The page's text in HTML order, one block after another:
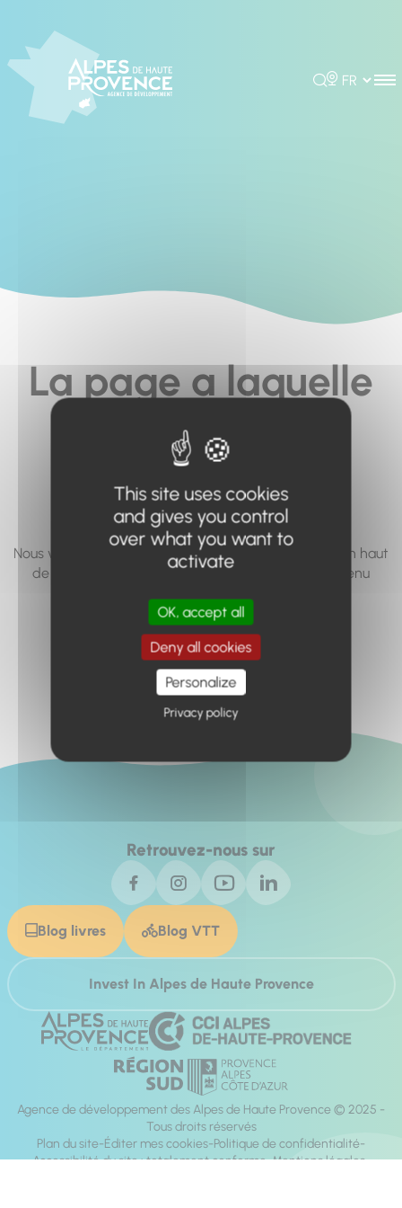
Rechercher
Choisir la
La page a laquelle
vous cherchez à
accéder n'existe
pas... ou plus.
Nous vous invitons à utiliser le moteur de recherche en haut
de page, ou à utiliser le menu pour trouver le contenu
Retour à l'accueil
Retrouvez-nous sur
Blog livres Blog VTT
Invest In Alpes de Haute Provence
Agence de développement des Alpes de Haute Provence © 2025 -
Tous droits réservés
Plan du site Éditer mes cookies Politique de confidentialité
Accessibilité du site : totalement conforme Mentions légales
This site uses cookies
and gives you control
over what you want to
activate
OK, accept all
Deny all cookies
Personalize
Privacy policy